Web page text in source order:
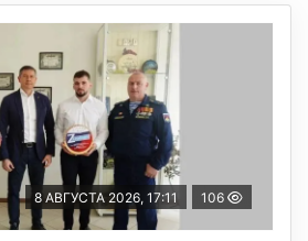
8 АВГУСТА 2026, 17:11 106